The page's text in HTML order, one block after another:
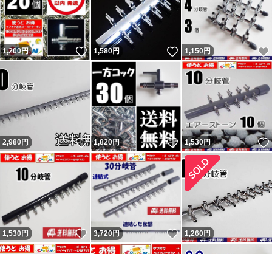
1,200円 いいね！
1,580円 いいね！
1,150 円
2,980円 いいね！
1,820円 いいね！
1,530円
1,530円 いいね！
3,720円 いいね！
1,260円